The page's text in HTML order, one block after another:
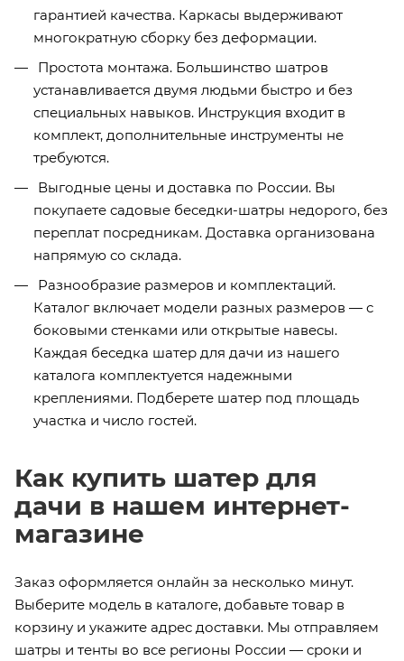
гарантией качества. Каркасы выдерживают
многократную сборку без деформации.
Простота монтажа. Большинство шатров
устанавливается двумя людьми быстро и без
специальных навыков. Инструкция входит в
комплект, дополнительные инструменты не
требуются.
Выгодные цены и доставка по России. Вы
покупаете садовые беседки-шатры недорого, без
переплат посредникам. Доставка организована
напрямую со склада.
Разнообразие размеров и комплектаций.
Каталог включает модели разных размеров — с
боковыми стенками или открытые навесы.
Каждая беседка шатер для дачи из нашего
каталога комплектуется надежными
креплениями. Подберете шатер под площадь
участка и число гостей.
Как купить шатер для
дачи в нашем интернет-
магазине
Заказ оформляется онлайн за несколько минут.
Выберите модель в каталоге, добавьте товар в
корзину и укажите адрес доставки. Мы отправляем
шатры и тенты во все регионы России — сроки и